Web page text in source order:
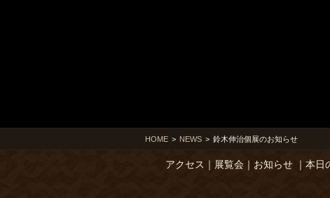
HOME > NEWS > 鈴木伸治個展のお知らせ
アクセス 展覧会｜ お知らせ｜ 本日